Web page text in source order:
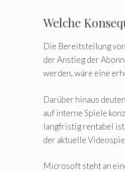
Welche
Die Bereitstellung
der Anstieg der
werden, wäre eine
Darüber hinaus
auf interne Spiele
langfristig rentabel
der aktuelle
Microsoft steht an